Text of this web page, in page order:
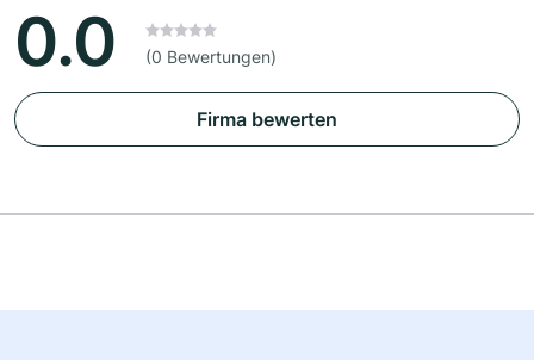
0.0 (0 Bewertungen)
Firma bewerten